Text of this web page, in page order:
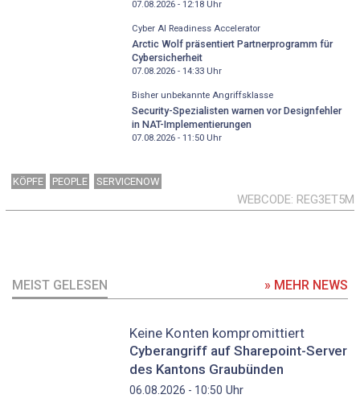
07.08.2026 - 12:18Uhr
Cyber AI Readiness Accelerator
Arctic Wolf präsentiert Partnerprogramm für
Cybersicherheit
07.08.2026 - 14:33Uhr
Bisher unbekannte Angriffsklasse
Security-Spezialisten warnen vor Designfehler
in NAT-Implementierungen
07.08.2026 - 11:50Uhr
KÖPFE PEOPLE SERVICENOW
WEBCODE REG3ET5M
MEIST GELESEN » MEHR NEWS
Keine Konten kompromittiert
Cyberangriff auf Sharepoint-Server
des Kantons Graubünden
06.08.2026 - 10:50 Uhr